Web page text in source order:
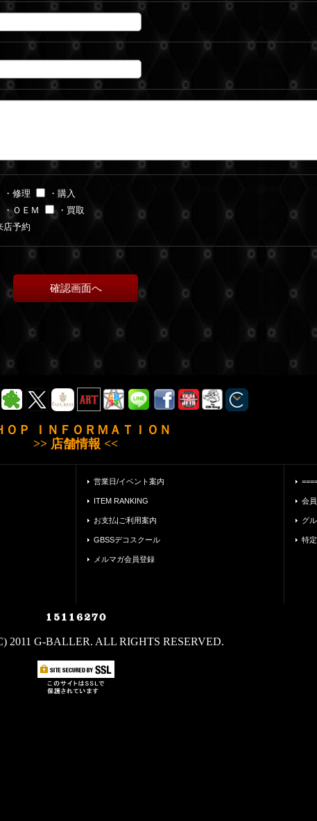
・修理
・購入
・ＯＥＭ
・買取
店予約
ＯＰ ＩＮＦＯＲＭＡＴＩＯＮ
>> 店舗情報 <<
営業日/イベント案内
ITEM RANKING
お支払|ご利用案内
GBSSデコスクール
メルマガ会員登録
会
グ
特
2011 G-BALLER. ALL RIGHTS RESERVED.